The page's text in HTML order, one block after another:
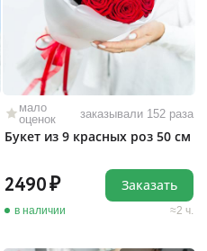
мало
оценок
заказывали 152 раза
Букет из 9 красных роз 50 см
2490
в наличии 2 ч.
Заказать